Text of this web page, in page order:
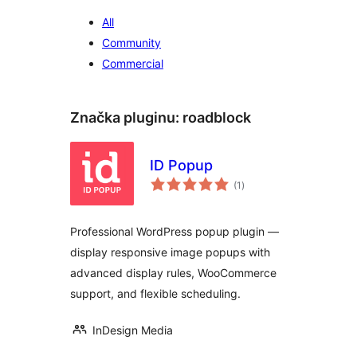
All
Community
Commercial
Značka pluginu: roadblock
ID Popup
(1 celkové
hodnotenie
)
Professional WordPress popup plugin —
display responsive image popups with
advanced display rules, WooCommerce
support, and flexible scheduling.
InDesign Media